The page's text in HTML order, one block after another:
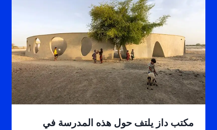
مكتب داز يلتف حول هذه المدرسة في